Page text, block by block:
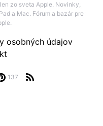
zo sveta Apple. Novinky,
a Mac. Fórum a bazár pre
137
osobných údajov